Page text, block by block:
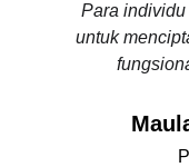
Para individu
untuk